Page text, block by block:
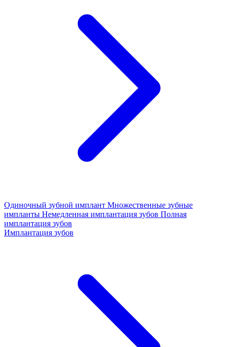
Одиночный зубной имплант Множественные зубные
импланты Немедленная имплантация зубов Полная
имплантация зубов
Имплантация зубов